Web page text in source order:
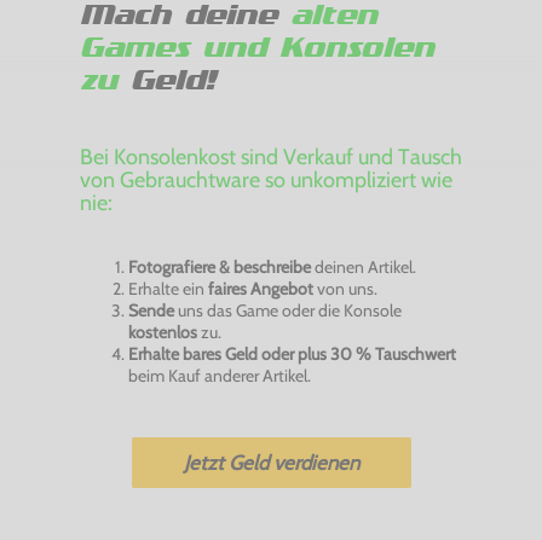
Mach deine alten
Games und Konsolen
zuGeld!
Bei Konsolenkost sind Verkauf und Tausch
von Gebrauchtware so unkompliziert wie
nie:
Fotografiere & beschreibedeinen Artikel.
Erhalte ein faires Angebotvon uns.
Sendeuns das Game oder die Konsole
kostenloszu.
Erhalte bares Geld oder plus 30 % Tauschwert
beim Kauf anderer Artikel.
Jetzt Geld verdienen